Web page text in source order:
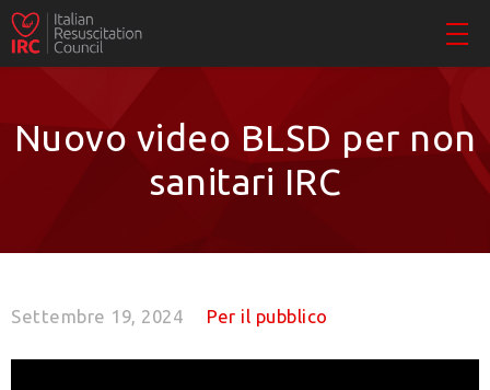
Nuovo video BLSD per non
sanitari IRC
Settembre 19, 2024 Per il pubblico